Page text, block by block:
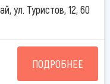
ул. Туристов, 12, 60
ПОДРОБНЕЕ